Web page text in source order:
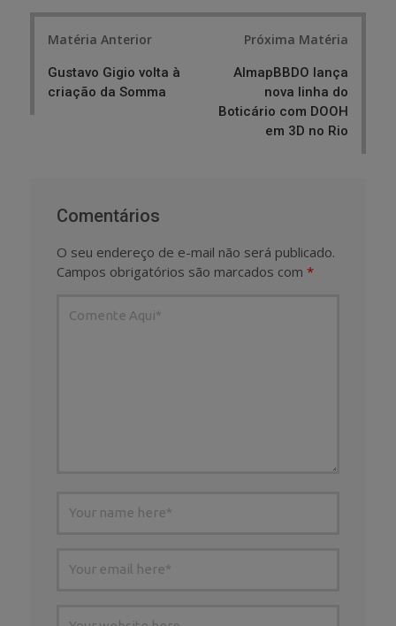
Matéria Anterior
Gustavo Gigio volta à
criação da Somma
Próxima Matéria
AlmapBBDO lança
nova linha do
Boticário com DOOH
em 3D no Rio
Comentários
O seu endereço de e-mail não será publicado.
Campos obrigatórios são marcados com *